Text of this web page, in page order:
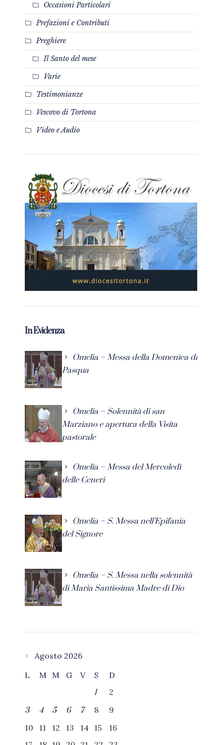
Occasioni Particolari
Prefazioni e Contributi
Preghiere
Il Santo del mese
Varie
Testimonianze
Vescovo di Tortona
Video e Audio
In Evidenza
Omelia – Messa della Domenica di
Pasqua
Omelia – Solennità di san
Marziano e apertura della Visita
pastorale
Omelia – Messa del Mercoledì
delle Ceneri
Omelia – S. Messa nell’Epifania
del Signore
Omelia – S. Messa nella solennità
di Maria Santissima Madre di Dio
Agosto 2026
L
M M G V S
D
1
2
3
4 5 6 7 8
9
10
11 12 13 14 15
16